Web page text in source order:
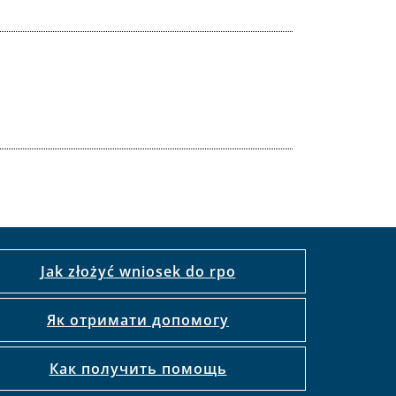
Jak złożyć wniosek do rpo
Як отримати допомогу
Как получить помощь